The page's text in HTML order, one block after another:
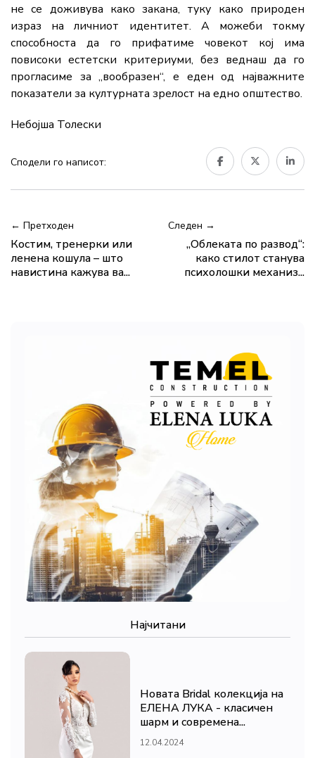
не се доживува како закана, туку како природен
израз на личниот идентитет. А можеби токму
способноста да го прифатиме човекот кој има
повисоки естетски критериуми, без веднаш да го
прогласиме за „вообразен“, е еден од најважните
показатели за културната зрелост на едно општество.
Небојша Толески
Сподели го написот:
← Претходен
Костим, тренерки или
ленена кошула – што
навистина кажува ва...
Следен →
„Облеката по развод“:
како стилот станува
психолошки механиз...
Најчитани
Новата Bridal колекција на
ЕЛЕНА ЛУКА - класичен
шарм и современа...
12.04.2024